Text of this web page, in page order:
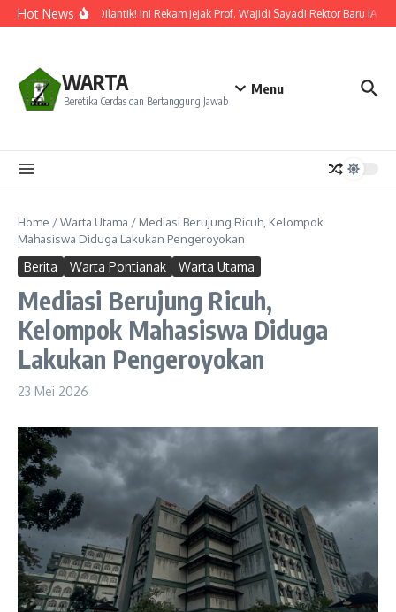
Lewati ke konten
Hot NewsResmi Dilantik! Ini Rekam Jejak Prof. Wajidi Sayadi Rektor Baru IAIN
WARTA
Beretika Cerdas dan Bertanggung Jawab
Menu
Home /Warta Utama / Mediasi Berujung Ricuh, Kelompok
Mahasiswa Diduga Lakukan Pengeroyokan
Berita Warta Pontianak Warta Utama
Mediasi Berujung Ricuh,
Kelompok Mahasiswa Diduga
Lakukan Pengeroyokan
23 Mei 2026